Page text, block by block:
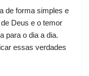
de forma simples e
Deus e o temor
para o dia a dia.
essas verdades